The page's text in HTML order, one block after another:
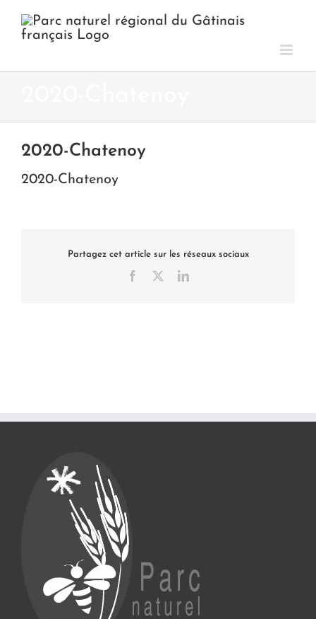
contenu
2020-Chatenoy
2020-Chatenoy
Partagez cet article sur les réseaux sociaux
Facebook LinkedIn